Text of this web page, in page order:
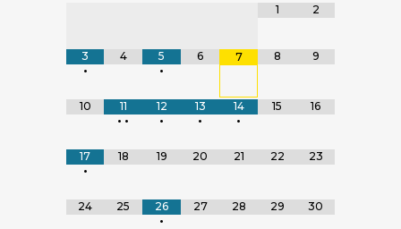
1
2
3
•
4
5
•
6 7 8 9
10
11
• •
12
•
13
•
14
•
15 16
17
•
18 19 20 21 22 23
24 25
26
•
27 28 29 30